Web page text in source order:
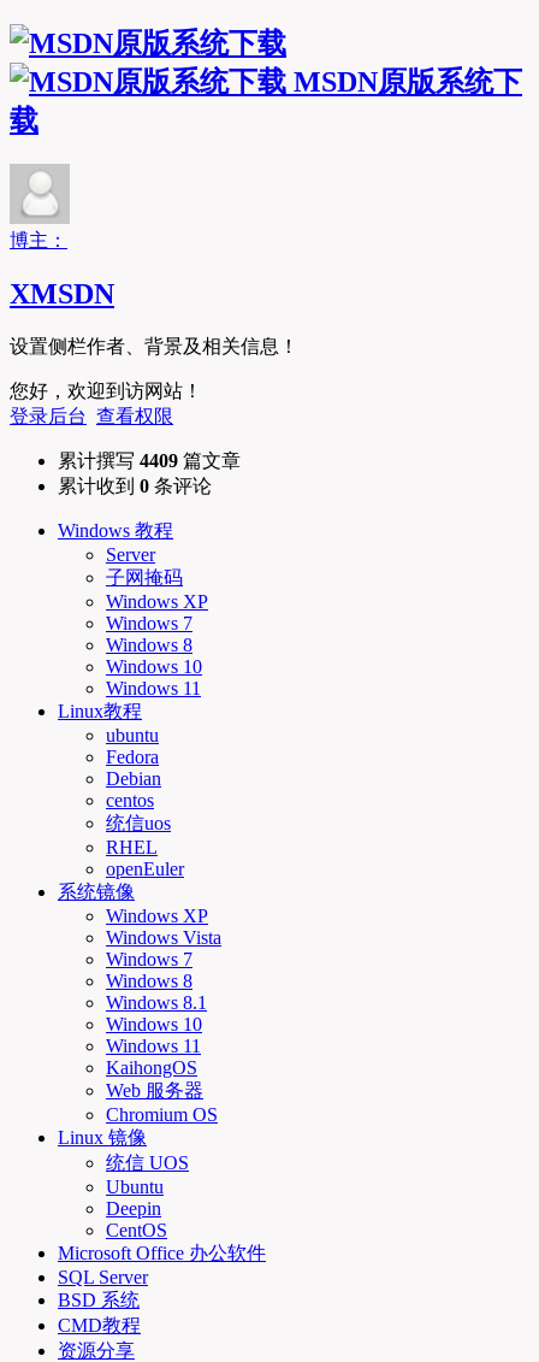
MSDN原版系统下
载
博主：
XMSDN
设置侧栏作者、背景及相关信息！
您好，欢迎到访网站！
登录后台 查看权限
累计撰写 4409 篇文章
累计收到 0 条评论
Windows 教程
Server
子网掩码
Windows XP
Windows 7
Windows 8
Windows 10
Windows 11
Linux教程
ubuntu
Fedora
Debian
centos
统信uos
RHEL
openEuler
系统镜像
Windows XP
Windows Vista
Windows 7
Windows 8
Windows 8.1
Windows 10
Windows 11
KaihongOS
Web 服务器
Chromium OS
Linux 镜像
统信 UOS
Ubuntu
Deepin
CentOS
Microsoft Office 办公软件
SQL Server
BSD 系统
CMD教程
资源分享